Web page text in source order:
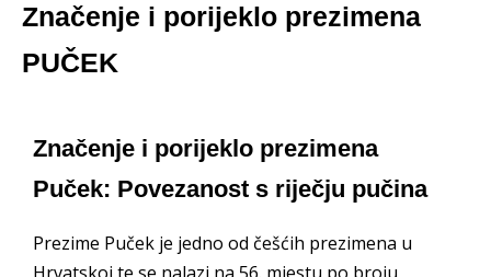
Značenje i porijeklo prezimena
PUČEK
Značenje i porijeklo prezimena
Puček: Povezanost s riječju pučina
Prezime Puček je jedno od češćih prezimena u